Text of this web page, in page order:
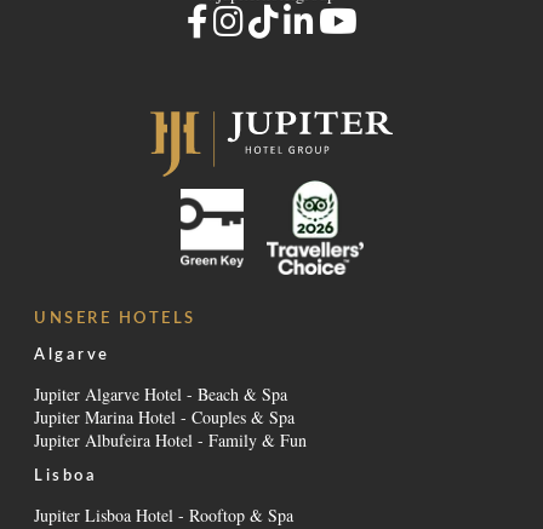
UNSERE HOTELS
Algarve
Jupiter Algarve Hotel - Beach & Spa
Jupiter Marina Hotel - Couples & Spa
Jupiter Albufeira Hotel - Family & Fun
Lisboa
Jupiter Lisboa Hotel - Rooftop & Spa